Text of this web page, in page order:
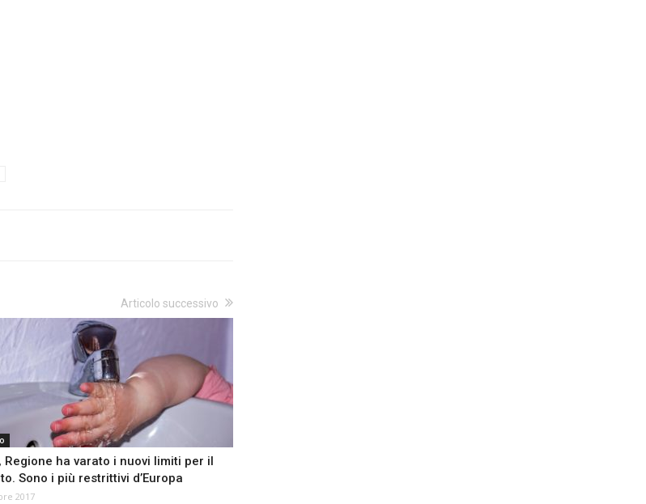
Articolo successivo
Regione ha varato i nuovi limiti per il
Sono i più restrittivi d’Europa
2017